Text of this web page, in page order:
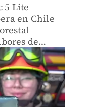
5 Lite
en Chile
de
viralizó al
tras